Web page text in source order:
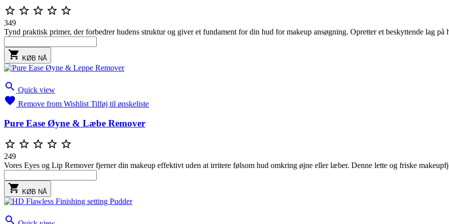
    
349
Tynd praktisk primer, der forbedrer hudens struktur og giver et fundament for din hud for makeup ansøgning. Opretter et beskyttende lag på
 KØB NÅ
 Quick view
 Remove from Wishlist Tilføj til ønskeliste
Pure Ease Øyne & Læbe Remover
    
249
Vores Eyes og Lip Remover fjerner din makeup effektivt uden at irritere følsom hud omkring øjne eller læber. Denne lette og friske
 KØB NÅ
